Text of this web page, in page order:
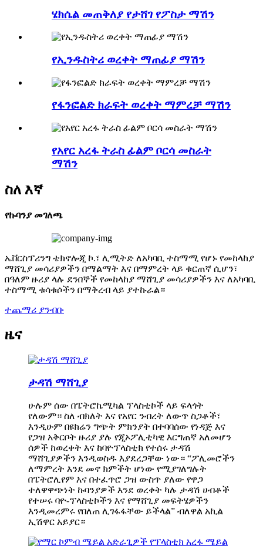
ሄክሴል መጠቅለያ የታሸገ የፖስታ ማሽን
የኢንዱስትሪ ወረቀት ማጠፊያ ማሽን
የፋንፎልድ ክራፍት ወረቀት ማምረቻ ማሽን
የአየር አረፋ ትራስ ፊልም ቦርሳ መስራት
ማሽን
ስለ እኛ
የኩባንያ መገለጫ
ኤቨርስፕሪንግ ቴክኖሎጂ ኮ.፣ ሊሚትድ ለአካባቢ ተስማሚ የሆኑ የመከላከያ
ማሸጊያ መሳሪያዎችን በማልማት እና በማምረት ላይ ቁርጠኛ ሲሆን፣
በዓለም ዙሪያ ላሉ ደንበኞች የመከላከያ ማሸጊያ መሳሪያዎችን እና ለአካባቢ
ተስማሚ ቁሳቁሶችን በማቅረብ ላይ ያተኩራል።
ተጨማሪ ያንብቡ
ዜና
ታዳሽ ማሸጊያ
ሁሉም ሰው በፔትሮኬሚካል ፕላስቲኮች ላይ ፍላጎት
የለውም። ስለ ብክለት እና የአየር ንብረት ለውጥ ስጋቶች፣
እንዲሁም በዩክሬን ግጭት ምክንያት በተባባሰው የነዳጅ እና
የጋዝ አቅርቦት ዙሪያ ያሉ የጂኦፖሊቲካዊ እርግጠኛ አለመሆን
ሰዎች ከወረቀት እና ከባዮፕላስቲክ የተሰሩ ታዳሽ
ማሸጊያዎችን እንዲወስዱ እያደረጋቸው ነው። “ፖሊመሮችን
ለማምረት እንደ መኖ ክምችት ሆነው የሚያገለግሉት
በፔትሮሊየም እና በተፈጥሮ ጋዝ ውስጥ ያለው የዋጋ
ተለዋዋጭነት ኩባንያዎች እንደ ወረቀት ካሉ ታዳሽ ሀብቶች
የተሠሩ ባዮ-ፕላስቲኮችን እና የማሸጊያ መፍትሄዎችን
እንዲመረምሩ የበለጠ ሊገፋፋቸው ይችላል” ብለዋል አኪል
ኢሽዋር አይያር።